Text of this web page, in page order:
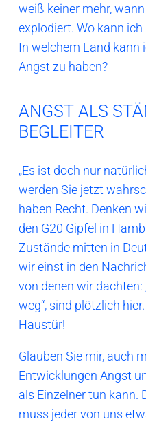
weiß keiner mehr,
explodiert. Wo kann
In welchem Land kann
Angst zu haben?
ANGST ALS
BEGLEITER
„Es ist doch nur
werden Sie jetzt
haben Recht. Denken
den G20 Gipfel in
Zustände mitten in
wir einst in den
von denen wir
weg“, sind plötzlich
Haustür!
Glauben Sie mir, auch
Entwicklungen Angst
als Einzelner tun kann.
muss jeder von uns